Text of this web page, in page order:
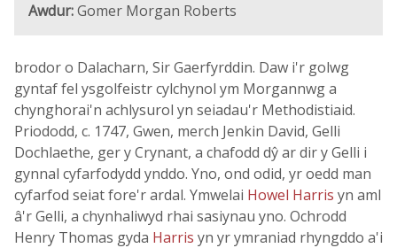
Awdur:Gomer Morgan Roberts
brodor o Dalacharn, Sir Gaerfyrddin. Daw i'r golwg
gyntaf fel ysgolfeistr cylchynol ym Morgannwg a
chynghorai'n achlysurol yn seiadau'r Methodistiaid.
Priododd, c. 1747, Gwen, merch Jenkin David, Gelli
Dochlaethe, ger y Crynant, a chafodd dŷ ar dir y Gelli i
gynnal cyfarfodydd ynddo. Yno, ond odid, yr oedd man
cyfarfod seiat fore'r ardal. Ymwelai Howel Harris yn aml
â'r Gelli, a chynhaliwyd rhai sasiynau yno. Ochrodd
Henry Thomas gyda Harris yn yr ymraniad rhyngddo a'i